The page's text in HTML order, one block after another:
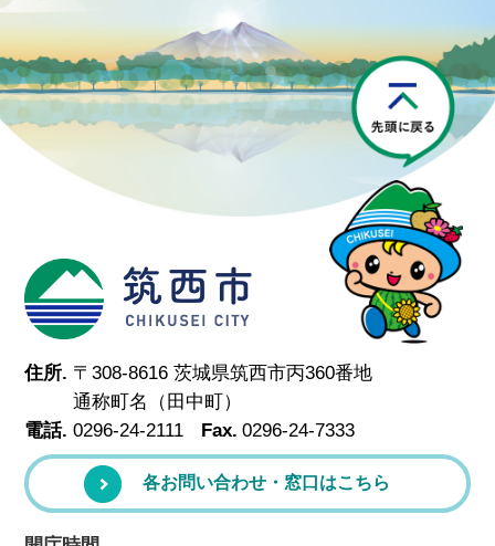
筑西市
住所. 〒308-8616 茨城県筑西市丙360番地
通称町名（田中町）
電話. 0296-24-2111 Fax. 0296-24-7333
各お問い合わせ・窓口はこちら